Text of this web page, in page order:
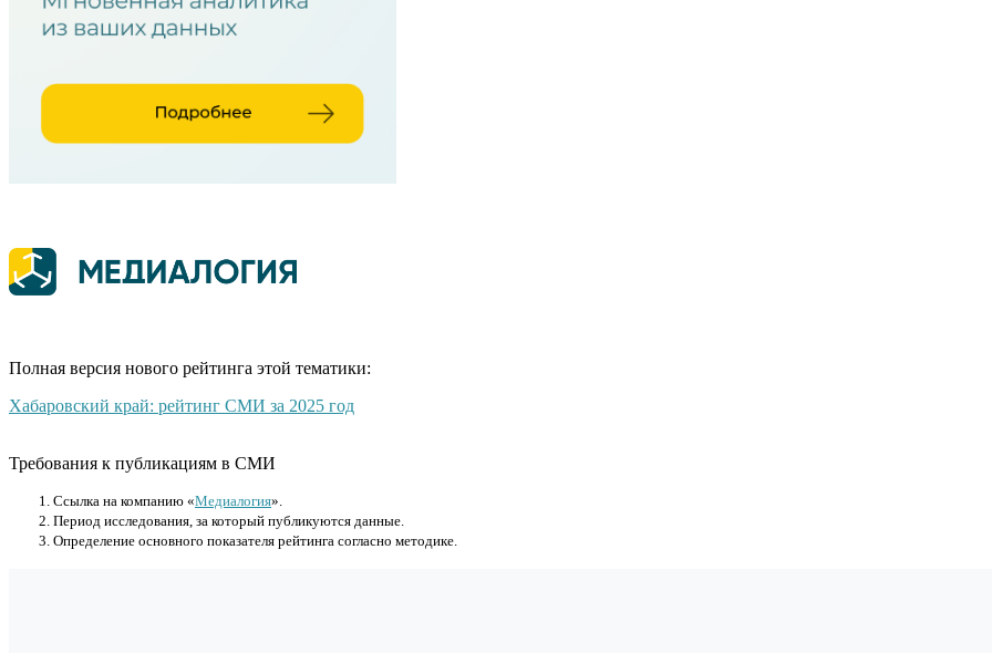
Полная версия нового рейтинга этой тематики:
Хабаровский край: рейтинг СМИ за 2025 год
Требования к публикациям в СМИ
Cсылка на компанию «Медиалогия».
Период исследования, за который публикуются данные.
Определение основного показателя рейтинга согласно методике.